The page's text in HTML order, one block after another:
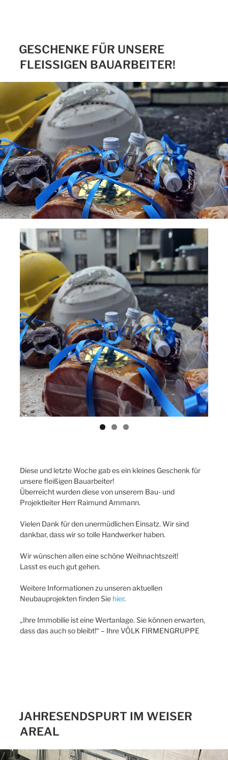
GESCHENKE FÜR UNSERE
FLEISSIGEN BAUARBEITER!
Previ
ous
Next
Diese und letzte Woche gab es ein kleines Geschenk für
unsere fleißigen Bauarbeiter!
Überreicht wurden diese von unserem Bau- und
Projektleiter Herr Raimund Ammann.
Vielen Dank für den unermüdlichen Einsatz. Wir sind
dankbar, dass wir so tolle Handwerker haben.
Wir wünschen allen eine schöne Weihnachtszeit!
Lasst es euch gut gehen.
Weitere Informationen zu unseren aktuellen
Neubauprojekten finden Sie hier.
„Ihre Immobilie ist eine Wertanlage. Sie können erwarten,
dass das auch so bleibt!“ – Ihre VÖLK FIRMENGRUPPE
JAHRESENDSPURT IM WEISER
AREAL